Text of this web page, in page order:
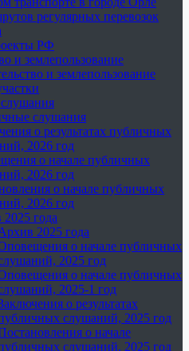
регулярных перевозок
РФ
и землепользование
и землепользование
слушания
о результатах публичных
2026 год
о начале публичных
2026 год
о начале публичных
2026 год
года
2025 года
о начале публичных
2025 год
о начале публичных
2025-1 год
о результатах
слушаний, 2025 год
о начале
слушаний, 2025 год